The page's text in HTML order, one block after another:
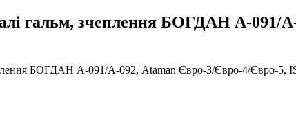
гальм, зчеплення БОГДАН А-091/
БОГДАН А-091/А-092, Ataman Євро-3/Євро-4/Євро-5,